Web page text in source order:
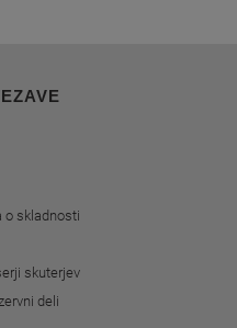
o skladnosti
skuterjev
deli